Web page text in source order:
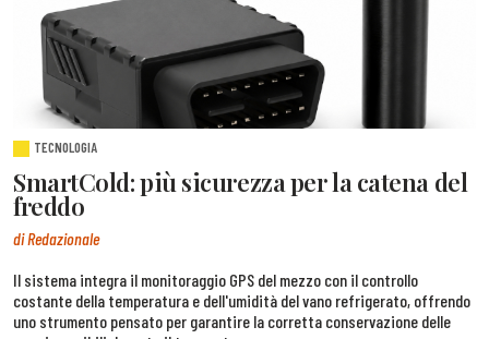
TECNOLOGIA
SmartCold: più sicurezza per la catena del
freddo
di Redazionale
Il sistema integra il monitoraggio GPS del mezzo con il controllo
costante della temperatura e dell'umidità del vano refrigerato, offrendo
uno strumento pensato per garantire la corretta conservazione delle